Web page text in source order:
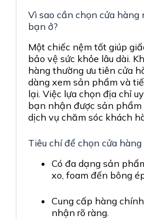
Vì sao cần chọn cửa hàng
bạn ở?
Một chiếc nệm tốt giúp
bảo vệ sức khỏe lâu dài.
hàng thường ưu tiên cửa
dàng xem sản phẩm và
lại. Việc lựa chọn địa chỉ
bạn nhận được sản
dịch vụ chăm sóc khách
Tiêu chí để chọn cửa
Có đa dạng sản
xo, foam đến bông
Cung cấp hàng
nhận rõ ràng.